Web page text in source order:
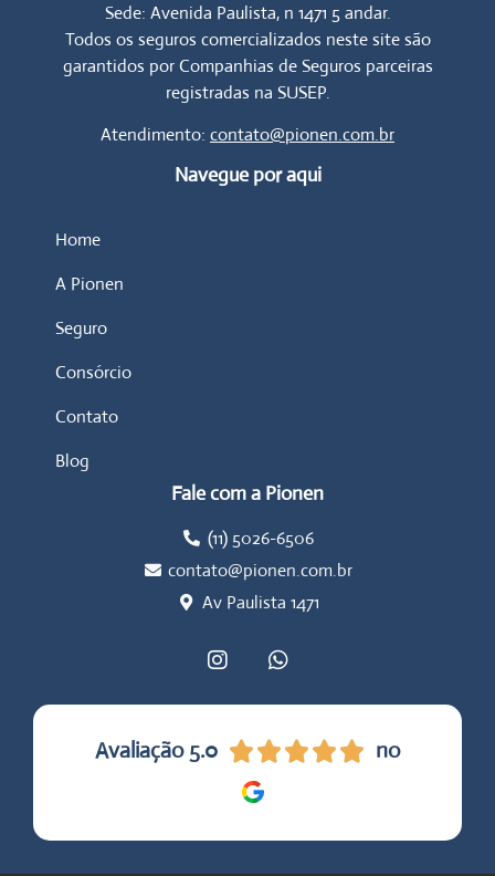
Sede: Avenida Paulista, n 1471 5 andar.
Todos os seguros comercializados neste site são
garantidos por Companhias de Seguros parceiras
registradas na SUSEP.
Atendimento: contato@pionen.com.br
Navegue por aqui
Home
A Pionen
Seguro
Consórcio
Contato
Blog
Fale com a Pionen
(11) 5026-6506
contato@pionen.com.br
Av Paulista 1471
Avaliação 5.0  no